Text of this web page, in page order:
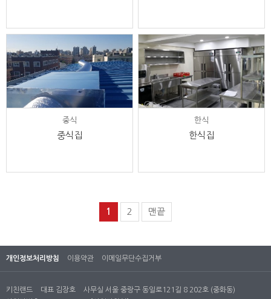
중식
중식집
한식
한식집
1 2 맨끝
개인정보처리방침 이용약관 이메일무단수집거부
키친랜드 대표 김장호
사무실 서울 중랑구 동일로121길 8 202호 (중화동)